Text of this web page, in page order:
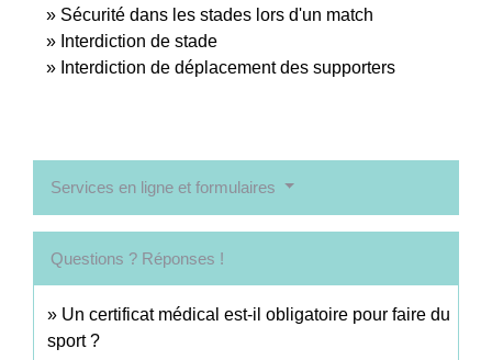
Sécurité dans les stades lors d'un match
Interdiction de stade
Interdiction de déplacement des supporters
Services en ligne et formulaires
Questions ? Réponses !
Un certificat médical est-il obligatoire pour faire du
sport ?